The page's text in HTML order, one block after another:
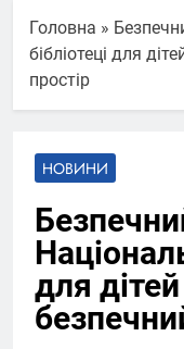
Головна »
бібліотеці для
простір
НОВИНИ
для